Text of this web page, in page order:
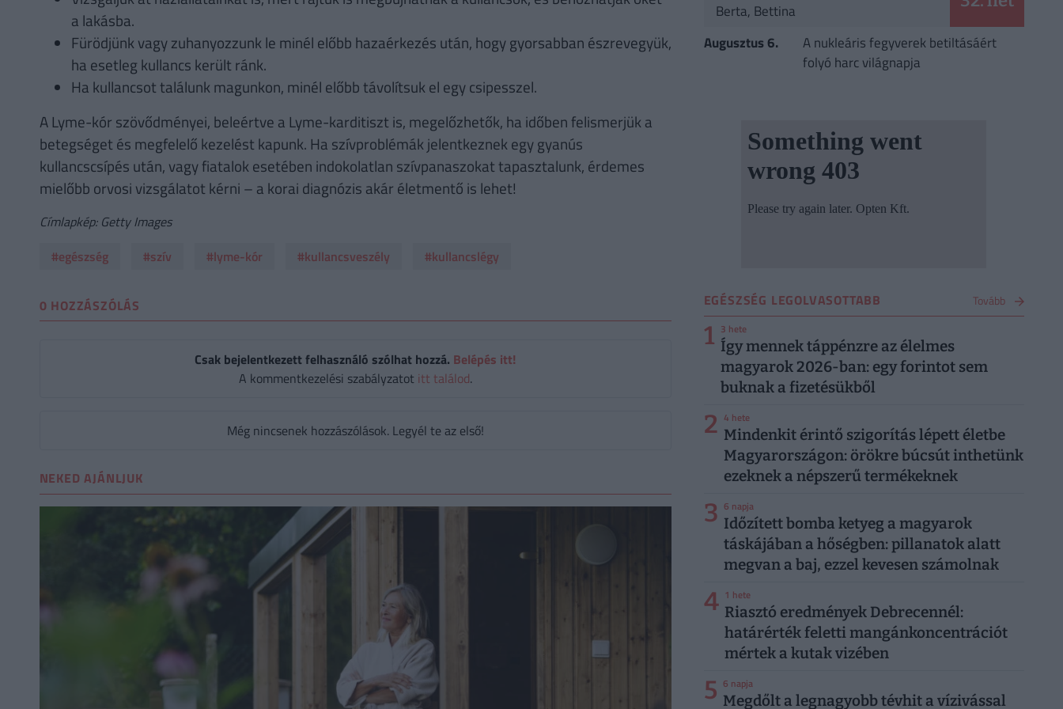
a lakásba.
Fürödjünk vagy zuhanyozzunk le minél előbb hazaérkezés után, hogy gyorsabban észrevegyük,
ha esetleg kullancs került ránk.
Ha kullancsot találunk magunkon, minél előbb távolítsuk el egy csipesszel.
A Lyme-kór szövődményei, beleértve a Lyme-karditiszt is, megelőzhetők, ha időben felismerjük a
betegséget és megfelelő kezelést kapunk. Ha szívproblémák jelentkeznek egy gyanús
kullancscsípés után, vagy fiatalok esetében indokolatlan szívpanaszokat tapasztalunk, érdemes
mielőbb orvosi vizsgálatot kérni – a korai diagnózis akár életmentő is lehet!
Címlapkép: Getty Images
#egészség
#szív #lyme-kór #kullancsveszély #kullancslégy
0 HOZZÁSZÓLÁS
Csak bejelentkezett felhasználó szólhat hozzá. Belépés itt!
A kommentkezelési szabályzatot itt találod.
Még nincsenek hozzászólások. Legyél te az első!
NEKED AJÁNLJUK
Berta, Bettina
Augusztus 6.
A nukleáris fegyverek betiltásáért
folyó harc világnapja
EGÉSZSÉG LEGOLVASOTTABB Tovább
1 3 hete
Így mennek táppénzre az élelmes
magyarok 2026-ban: egy forintot sem
buknak a fizetésükből
2 4 hete
Mindenkit érintő szigorítás lépett életbe
Magyarországon: örökre búcsút inthetünk
ezeknek a népszerű termékeknek
3 6 napja
Időzített bomba ketyeg a magyarok
táskájában a hőségben: pillanatok alatt
megvan a baj, ezzel kevesen számolnak
4 1 hete
Riasztó eredmények Debrecennél:
határérték feletti mangánkoncentrációt
mértek a kutak vizében
5 6 napja
Megdőlt a legnagyobb tévhit a vízivással